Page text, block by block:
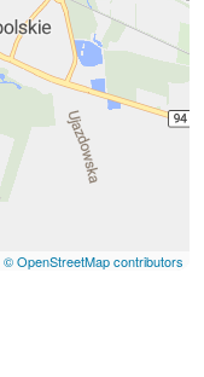
© OpenStreetMap contributors